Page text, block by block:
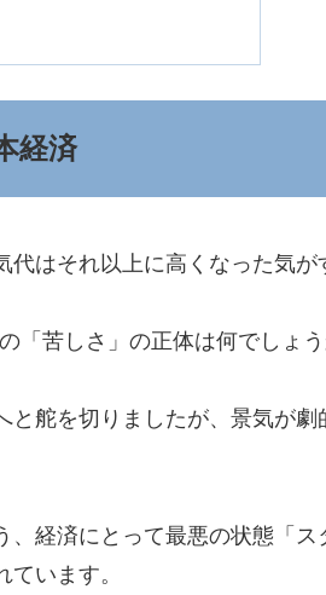
経済
はそれ以上に高くなった気が
「苦しさ」の正体は何でしょう
舵を切りましたが、景気が劇
経済にとって最悪の状態「ス
います。